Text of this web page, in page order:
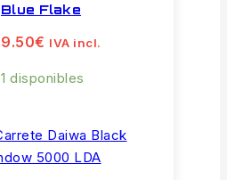
Blue Flake
9.50€ IVA incl.
1 disponibles